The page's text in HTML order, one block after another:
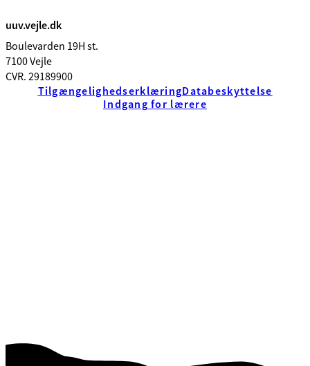
uuv.vejle.dk
Boulevarden 19H st.
7100 Vejle
CVR. 29189900
TilgængelighedserklæringDatabeskyttelse
Indgang for lærere